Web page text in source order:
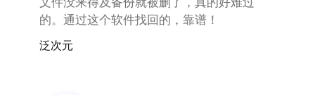
的。通过这个软件找回的，靠谱！
泛次元